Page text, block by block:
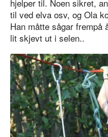
hjelper til. Noen sikret,
til ved elva osv, og Ola
Han måtte sågar frempå
lit skjevt ut i selen..